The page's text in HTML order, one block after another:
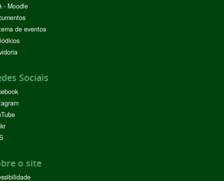
- Moodle
de eventos
Sociais
o site